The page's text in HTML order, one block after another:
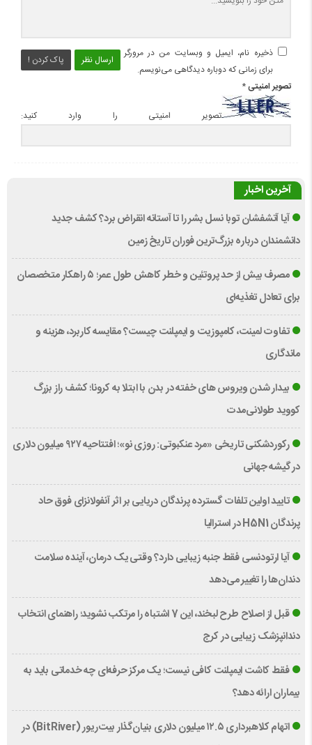
ارسال نظر پاک کردن !
ذخیره نام، ایمیل و وبسایت من در مرورگر
برای زمانی که دوباره دیدگاهی می‌نویسم.
تصویر امنیتی*
تصویر امنیتی را وارد کنید:
آخرین اخبار
آیا آتشفشان توبا نسل بشر را تا آستانه انقراض برد؟ کشف جدید
دانشمندان درباره بزرگ‌ترین فوران تاریخ زمین
مصرف بیش از حد پروتئین و خطر کاهش طول عمر؛ ۵ راهکار متخصصان
برای تعادل تغذیه‌ای
تفاوت لمینت، کامپوزیت و ایمپلنت چیست؟ مقایسه کاربرد، هزینه و
ماندگاری
بیدار شدن ویروس‌ های خفته در بدن با ابتلا به کرونا؛ کشف راز بزرگ
کووید طولانی‌مدت
رکوردشکنی تاریخی «مرد عنکبوتی: روزی نو»؛ افتتاحیه ۹۲۷ میلیون دلاری
در گیشه جهانی
تایید اولین تلفات گسترده پرندگان دریایی بر اثر آنفولانزای فوق حاد
پرندگان H5N1 در استرالیا
آیا ارتودنسی فقط جنبه زیبایی دارد؟ وقتی یک درمان، آینده سلامت
دندان‌ها را تغییر می‌دهد
قبل از اصلاح طرح لبخند، این 7 اشتباه را مرتکب نشوید؛ راهنمای انتخاب
دندانپزشک زیبایی در کرج
فقط کاشت ایمپلنت کافی نیست؛ یک مرکز حرفه‌ای چه خدماتی باید به
بیماران ارائه دهد؟
اتهام کلاهبرداری ۱۲.۵ میلیون دلاری بنیان‌گذار بیت‌ریور (BitRiver) در